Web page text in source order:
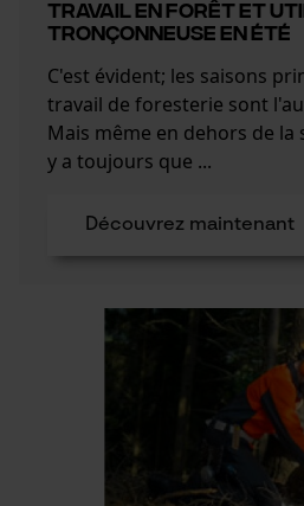
TRAVAIL EN FORÊT ET
TRONÇONNEUSE EN ÉTÉ
C'est évident; les saisons
travail de foresterie sont
Mais même en dehors de
y a toujours que ...
Découvrez maintenant
Cookies
Econda Analytics
Mouseflow Web
Cookies de
fonctionnalité